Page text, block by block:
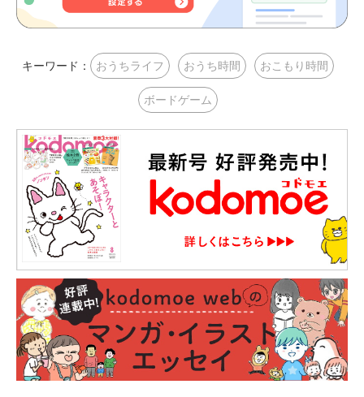
キーワード： おうちライフ おうち時間 おこもり時間
ボードゲーム